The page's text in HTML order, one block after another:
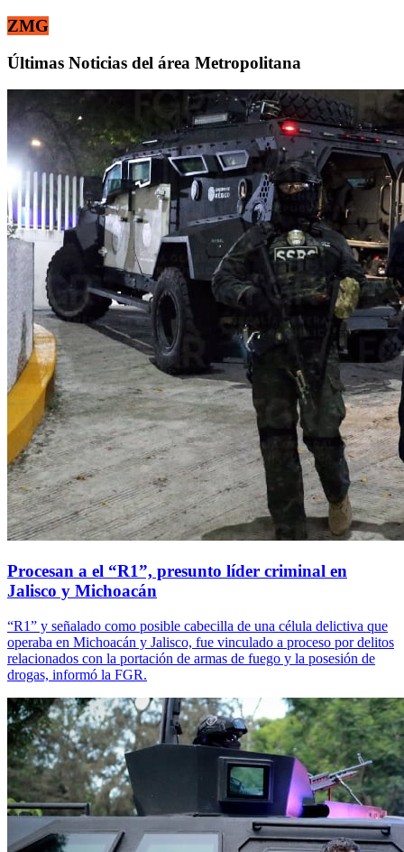
ZMG
Últimas Noticias del área Metropolitana
Procesan a el “R1”, presunto líder criminal en
Jalisco y Michoacán
“R1” y señalado como posible cabecilla de una célula delictiva que
operaba en Michoacán y Jalisco, fue vinculado a proceso por delitos
relacionados con la portación de armas de fuego y la posesión de
drogas, informó la FGR.